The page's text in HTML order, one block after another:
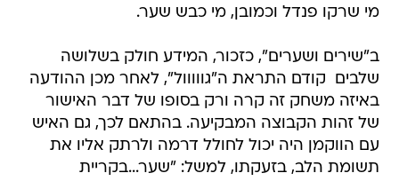
מי שרקו פנדל וכמובן, מי כבש שער.
ב"שירים ושערים", כזכור, המידע חולק בשלושה
שלבים  קודם התראת ה"גווווול", לאחר מכן ההודעה
באיזה משחק זה קרה ורק בסופו של דבר האישור
של זהות הקבוצה המבקיעה. בהתאם לכך, גם האיש
עם הווקמן היה יכול לחולל דרמה ולרתק אליו את
תשומת הלב, בזעקתו, למשל: "שער...בקריית